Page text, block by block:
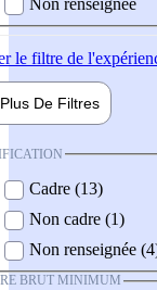
le filtre de
Plus De Filtres
Cadre (13)
Non cadre (1)
Non renseignée
BRUT MINIMUM